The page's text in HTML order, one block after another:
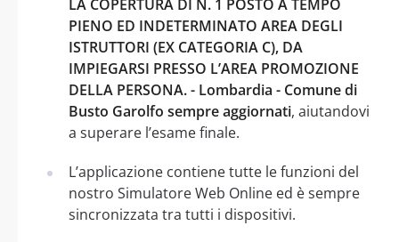
LA COPERTURA DI N. 1 POSTO A TEMPO
PIENO ED INDETERMINATO AREA DEGLI
ISTRUTTORI (EX CATEGORIA C), DA
IMPIEGARSI PRESSO L’AREA PROMOZIONE
DELLA PERSONA. - Lombardia - Comune di
Busto Garolfo sempre aggiornati, aiutandovi
a superare l’esame finale.
L’applicazione contiene tutte le funzioni del
nostro Simulatore Web Online ed è sempre
sincronizzata tra tutti i dispositivi.